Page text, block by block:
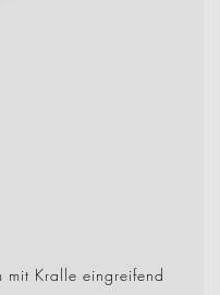
Kralle eingreifend